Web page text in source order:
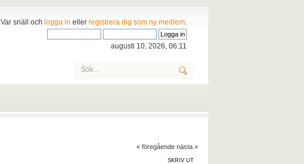
. Var snäll ochlogga in ellerregistrera dig som ny medlem
augusti 10, 2026, 06:11
« föregående nästa »
SKRIV UT